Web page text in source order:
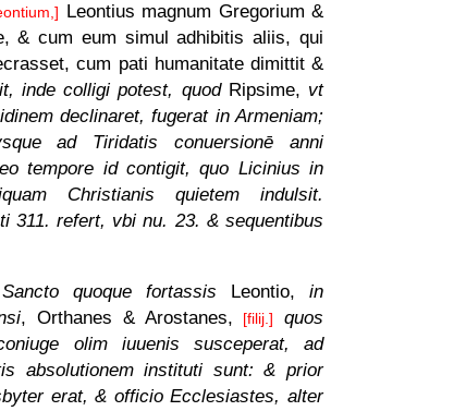
Leontius magnum Gregorium &
& cum eum simul adhibitis aliis, qui
cum pati humanitate dimittit &
inde colligi potest, quodRipsime, vt
declinaret, fugerat in Armeniam;
ad Tiridatis conuersionē anni
tempore id contigit, quo Licinius in
Christianis quietem indulsit.
311. refert, vbi nu. 23. & sequentibus
quoque fortassis Leontio, in
, Orthanes & Arostanes, [filij.]
quos
olim iuuenis susceperat, ad
absolutionem instituti sunt: & prior
erat, & officio Ecclesiastes, alter